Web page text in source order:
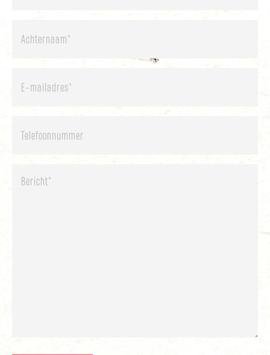
mailadres *